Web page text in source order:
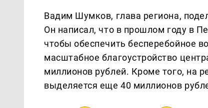
Вадим Шумков, глава региона,
Он написал, что в прошлом году в
чтобы обеспечить бесперебойное
масштабное благоустройство
миллионов рублей. Кроме того, на
выделяется еще 40 миллионов